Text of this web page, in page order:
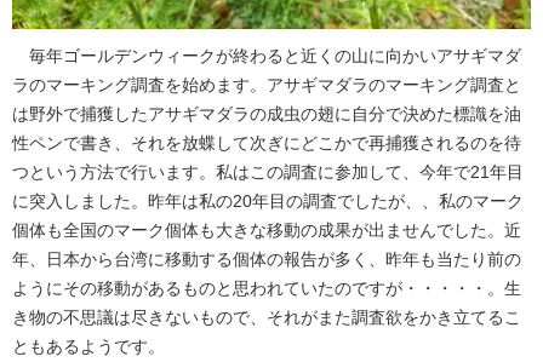
毎年ゴールデンウィークが終わると近くの山に向かいアサギマダ
ラのマーキング調査を始めます。アサギマダラのマーキング調査と
は野外で捕獲したアサギマダラの成虫の翅に自分で決めた標識を油
性ペンで書き、それを放蝶して次ぎにどこかで再捕獲されるのを待
つという方法で行います。私はこの調査に参加して、今年で21年目
に突入しました。昨年は私の20年目の調査でしたが、、私のマーク
個体も全国のマーク個体も大きな移動の成果が出ませんでした。近
年、日本から台湾に移動する個体の報告が多く、昨年も当たり前の
ようにその移動があるものと思われていたのですが・・・・・。生
き物の不思議は尽きないもので、それがまた調査欲をかき立てるこ
ともあるようです。